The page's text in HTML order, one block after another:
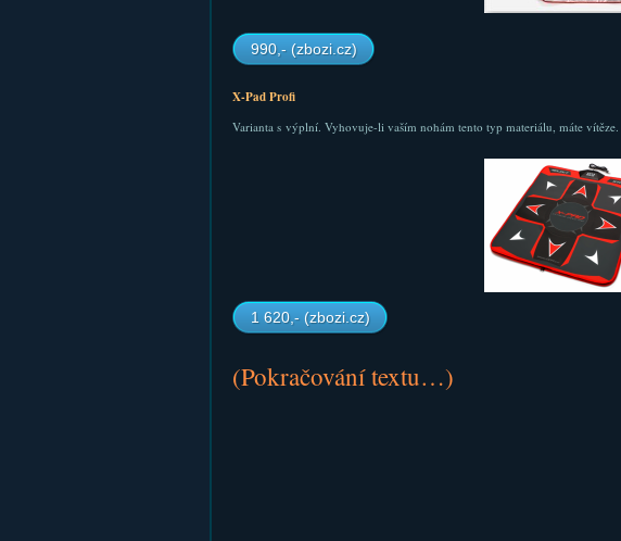
990,- (zbozi.cz)
X-Pad Profi
Varianta s výplní. Vyhovuje-li vaším nohám tento typ materiálu, máte vítěze.
1 620,- (zbozi.cz)
(Pokračování textu…)